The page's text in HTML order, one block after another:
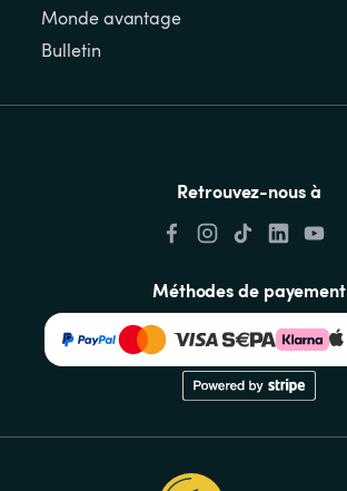
Monde avantage
Bulletin
Retrouvez-nous à
Méthodes de payement